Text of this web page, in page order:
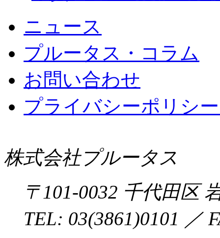
ニュース
プルータス・コラム
お問い合わせ
プライバシーポリシ
株式会社プルータス
〒101-0032 千代田区
TEL: 03(3861)0101 ／